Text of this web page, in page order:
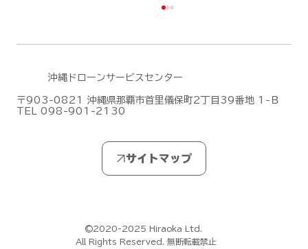
DJIがMic Mini シリーズの新作「DJI
©2020-2025 Hiraoka Ltd.
All Rights Reserved. 無断転載禁止
沖縄ドローンサービスセンター
〒903-0821 沖縄県那覇市首里儀保町2丁目39番地 1-Ｂ
TEL 098-901-2130